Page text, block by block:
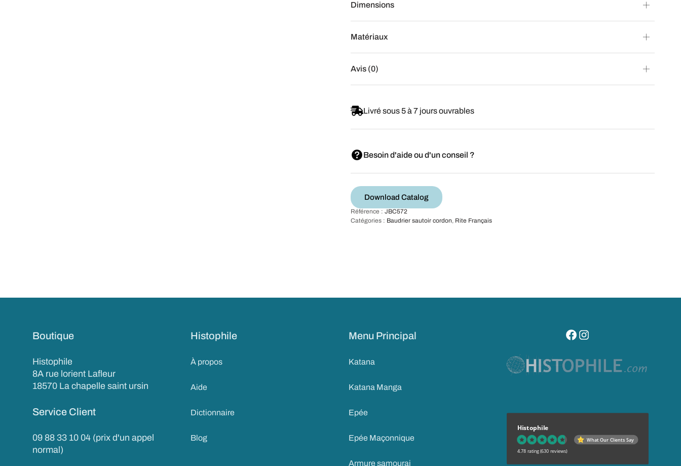
Dimensions
Matériaux
Avis (0)
Livré sous 5 à 7 jours ouvrables
Besoin d'aide ou d'un conseil ?
Download Catalog
Référence : JBC572
Catégories : Baudrier sautoir cordon, Rite Français
Boutique
Histophile
8A rue lorient Lafleur
18570 La chapelle saint ursin
Service Client
09 88 33 10 04 (prix d'un appel
normal)
Histophile
À propos
Aide
Dictionnaire
Blog
Menu Principal
Katana
Katana Manga
Epée
Epée Maçonnique
Armure samourai
visitez notre page facebook
suivez notre compte
Histophile
What Our Clients Say
4.78 rating (630 reviews)